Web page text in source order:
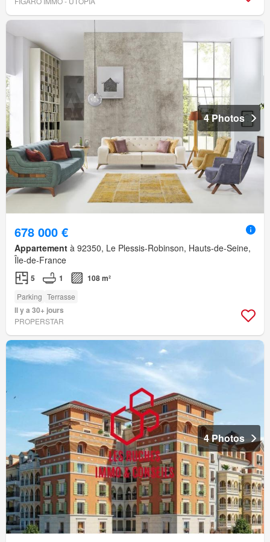
4 Photos
678 000 €
Appartement à 92350, Le Plessis-Robinson, Hauts-de-Seine,
Île-de-France
5 1 108 m²
Parking Terrasse
Il y a 30+ jours
PROPERSTAR
4 Photos